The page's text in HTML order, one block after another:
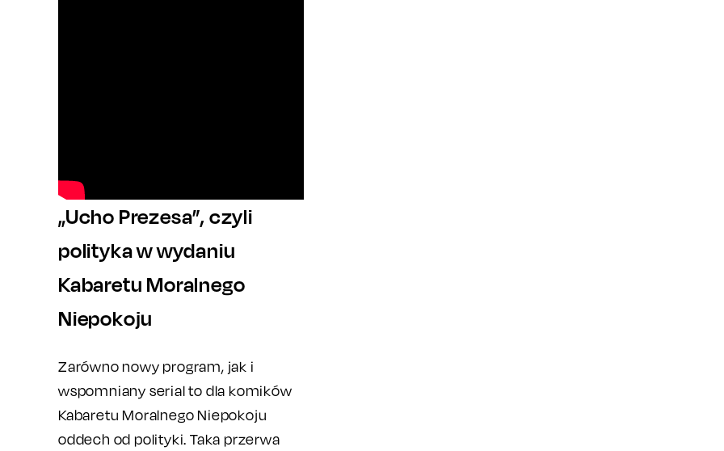
„Ucho Prezesa”, czyli
polityka w wydaniu
Kabaretu Moralnego
Niepokoju
Zarówno nowy program, jak i
wspomniany serial to dla komików
Kabaretu Moralnego Niepokoju
oddech od polityki. Taka przerwa